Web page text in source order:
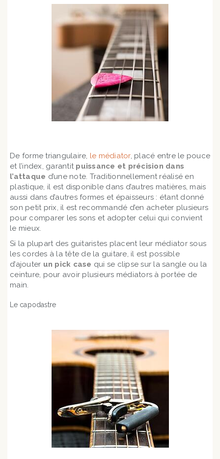
De forme triangulaire, le médiator, placé entre le pouce
et l’index, garantit puissance et précision dans
l’attaque d’une note. Traditionnellement réalisé en
plastique, il est disponible dans d’autres matières, mais
aussi dans d’autres formes et épaisseurs : étant donné
son petit prix, il est recommandé d’en acheter plusieurs
pour comparer les sons et adopter celui qui convient
le mieux.
Si la plupart des guitaristes placent leur médiator sous
les cordes à la tête de la guitare, il est possible
d’ajouter un pick case qui se clipse sur la sangle ou la
ceinture, pour avoir plusieurs médiators à portée de
main.
Le capodastre